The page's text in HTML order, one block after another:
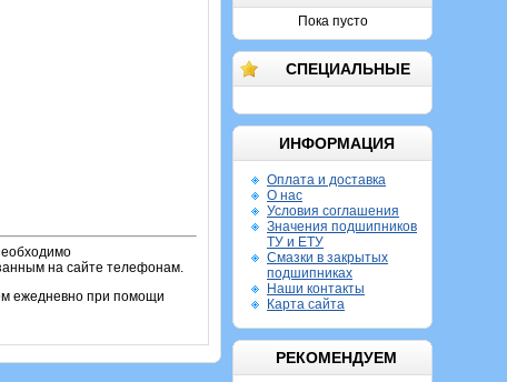
Пока пусто
СПЕЦИАЛЬНЫЕ
ИНФОРМАЦИЯ
Оплата и доставка
О нас
Условия соглашения
Значения подшипников
ТУ и ЕТУ
Смазки в закрытых
подшипниках
Наши контакты
Карта сайта
РЕКОМЕНДУЕМ
на сайте телефонам.
ежедневно при помощи